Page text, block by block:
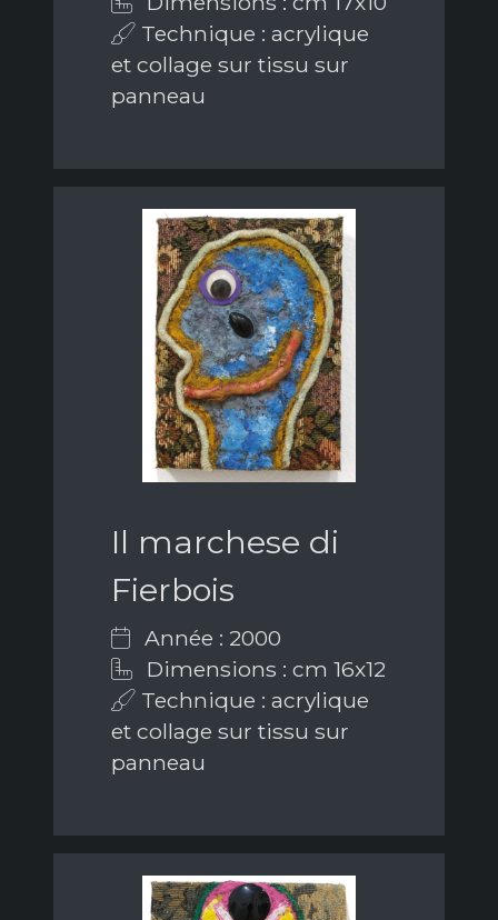
Technique : acrylique
et collage sur tissu sur
panneau
Il marchese di
Fierbois
Année : 2000
Dimensions : cm 16x12
Technique : acrylique
et collage sur tissu sur
panneau